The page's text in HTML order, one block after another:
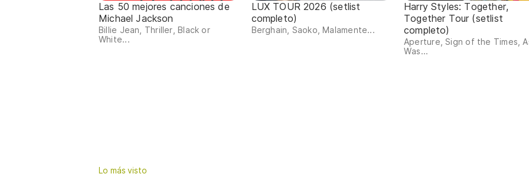
Las 50 mejores canciones de
Michael Jackson
Billie Jean, Thriller, Black or
White...
LUX TOUR 2026 (setlist
completo)
Berghain, Saoko, Malamente...
Harry Styles: Together,
Together Tour (setlist
completo)
Aperture, Sign of the Times,
Was...
Lo más visto